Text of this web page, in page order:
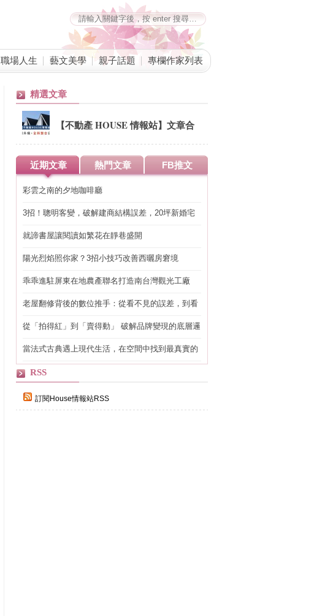
職場人生 藝文美學 親子話題 專欄作家列表
精選文章
【不動產 HOUSE 情報站】文章合
併公告
近期文章 熱門文章 FB推文
彩雲之南的夕地咖啡廳
3招！聰明客變，破解建商結構誤差，20坪新婚宅
就諦書屋讓閱讀如繁花在靜巷盛開
陽光烈焰照你家？3招小技巧改善西曬房窘境
乖乖進駐屏東在地農產聯名打造南台灣觀光工廠
老屋翻修背後的數位推手：從看不見的誤差，到看
從「拍得紅」到「賣得動」 破解品牌變現的底層邏
當法式古典遇上現代生活，在空間中找到最真實的
RSS
訂閱House情報站RSS